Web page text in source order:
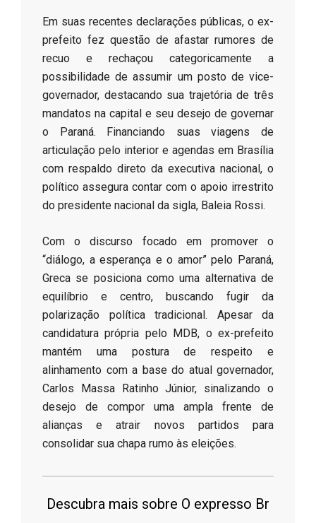
​Em suas recentes declarações públicas, o ex-
prefeito fez questão de afastar rumores de
recuo e rechaçou categoricamente a
possibilidade de assumir um posto de vice-
governador, destacando sua trajetória de três
mandatos na capital e seu desejo de governar
o Paraná. Financiando suas viagens de
articulação pelo interior e agendas em Brasília
com respaldo direto da executiva nacional, o
político assegura contar com o apoio irrestrito
do presidente nacional da sigla, Baleia Rossi.
​Com o discurso focado em promover o
“diálogo, a esperança e o amor” pelo Paraná,
Greca se posiciona como uma alternativa de
equilíbrio e centro, buscando fugir da
polarização política tradicional. Apesar da
candidatura própria pelo MDB, o ex-prefeito
mantém uma postura de respeito e
alinhamento com a base do atual governador,
Carlos Massa Ratinho Júnior, sinalizando o
desejo de compor uma ampla frente de
alianças e atrair novos partidos para
consolidar sua chapa rumo às eleições.
Descubra mais sobre O expresso Br